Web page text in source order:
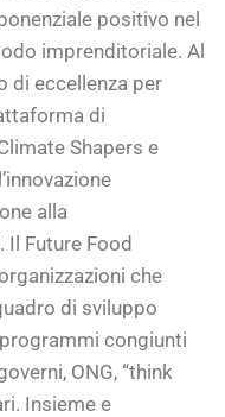
positivo nel
imprenditoriale. Al
di eccellenza per
di
Shapers e
alla
Future Food
che
di sviluppo
congiunti
ONG, “think
Insieme e